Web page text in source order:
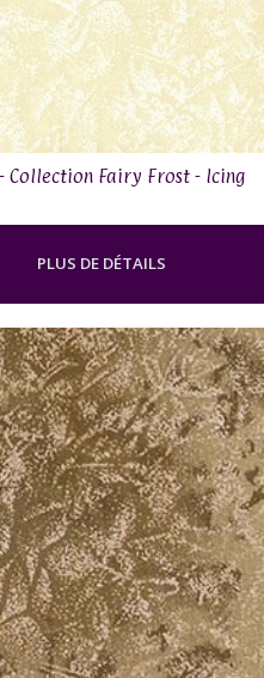
Collection Fairy Frost - Icing
PLUS DE DÉTAILS